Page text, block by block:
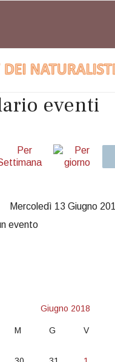
eventi
Mercoledì 13 Giugno
evento
Giugno 2018
M G V